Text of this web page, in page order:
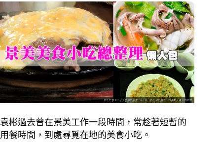
袁彬過去曾在景美工作一段時間，常趁著短暫的
用餐時間，到處尋覓在地的美食小吃。